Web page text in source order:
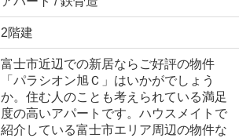
2階建
富士市近辺での新居ならご好評の物件
「パラシオン旭Ｃ」はいかがでしょう
か。住む人のことも考えられている満足
度の高いアパートです。ハウスメイトで
紹介している富士市エリア周辺の物件な